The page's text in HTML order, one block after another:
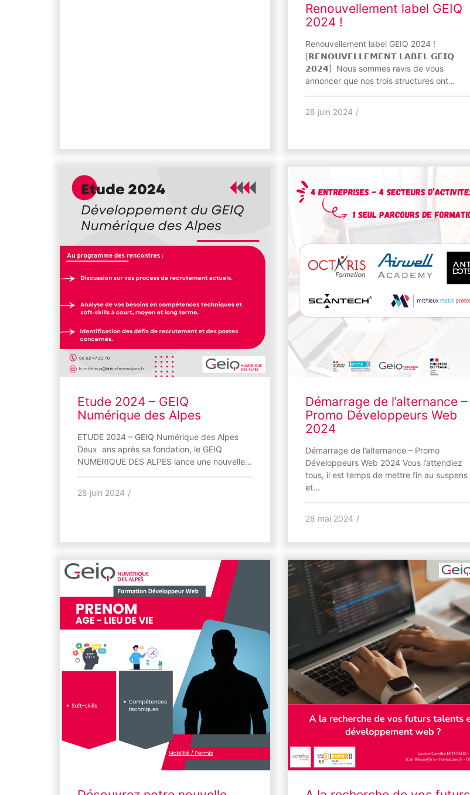
Renouvellement label GEIQ
2024 !
Renouvellement label GEIQ 2024 !
[𝗥𝗘𝗡𝗢𝗨𝗩𝗘𝗟𝗟𝗘𝗠𝗘𝗡𝗧 𝗟𝗔𝗕𝗘𝗟 𝗚𝗘𝗜𝗤
𝟮𝟬𝟮𝟰] Nous sommes ravis de vous
annoncer que nos trois structures ont…
28 juin 2024 /
Etude 2024 – GEIQ
Numérique des Alpes
ETUDE 2024 – GEIQ Numérique des Alpes
Deux ans après sa fondation, le GEIQ
NUMERIQUE DES ALPES lance une nouvelle…
28 juin 2024 /
Démarrage de l’alternance –
Promo Développeurs Web
2024
Démarrage de l’alternance – Promo
Développeurs Web 2024 Vous l’attendiez
tous, il est temps de mettre fin au suspens
et…
28 mai 2024 /